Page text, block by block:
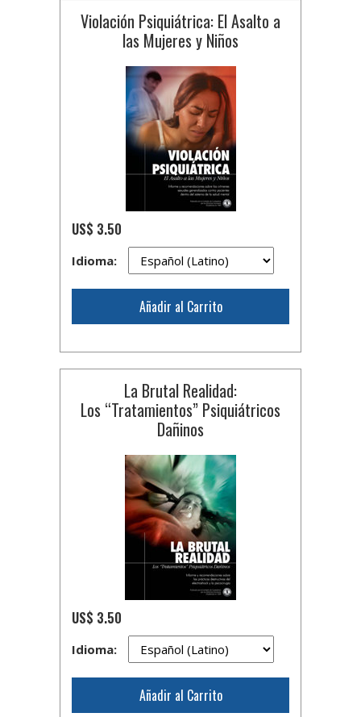
Violación Psiquiátrica: El Asalto a
las Mujeres y Niños
US$ 3.50
Idioma:
Añadir al Carrito
La Brutal Realidad:
Los “Tratamientos” Psiquiátricos
Dañinos
US$ 3.50
Idioma:
Añadir al Carrito